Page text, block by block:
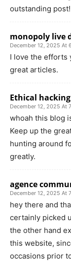
outstanding
monopoly live
December 12, 2025 At
I love the efforts
great articles.
Ethical
December 12, 2025 At
whoah this blog
Keep up the
hunting around
greatly.
agence
December 12, 2025 At
hey there and
certainly picked
the other hand
this website,
occasions prior